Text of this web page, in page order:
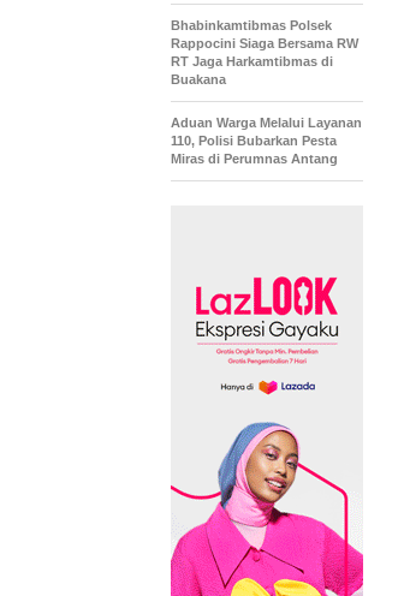
Bhabinkamtibmas Polsek
Rappocini Siaga Bersama RW
RT Jaga Harkamtibmas di
Buakana
Aduan Warga Melalui Layanan
110, Polisi Bubarkan Pesta
Miras di Perumnas Antang